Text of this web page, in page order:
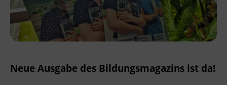
Neue Ausgabe des Bildungsmagazins ist da!